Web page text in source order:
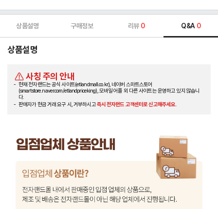
상품설명 구매정보 리뷰 0 Q&A 0
상품설명
사칭 주의 안내
현재 전자랜드는 공식 사이트(etlandmall.co.kr), 네이버 스마트스토어
(smartstore.naver.com/etlandpriceking), 모바일 어플 외 다른 사이트는 운영하고 있지 않습니
다.
판매자가 현금 거래 요구 시, 거부하시고즉시 전자랜드 고객센터로 신고해주세요.